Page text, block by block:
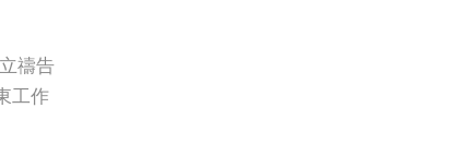
禱告
工作